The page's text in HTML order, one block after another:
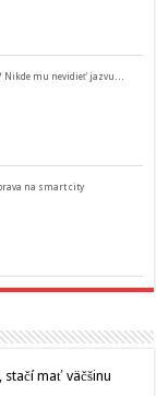
Nikde mu nevidieť jazvu…
na smart city
stačí mať väčšinu